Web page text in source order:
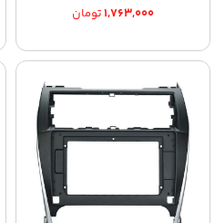
۱,۷۶۳,۰۰۰تومان